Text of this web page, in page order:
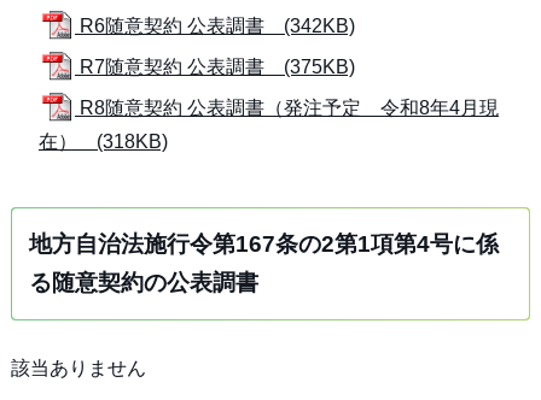
R6随意契約 公表調書 (342KB)
R7随意契約 公表調書 (375KB)
R8随意契約 公表調書（発注予定 令和8年4月現
在） (318KB)
地方自治法施行令第167条の2第1項第4号に係
る随意契約の公表調書
該当ありません